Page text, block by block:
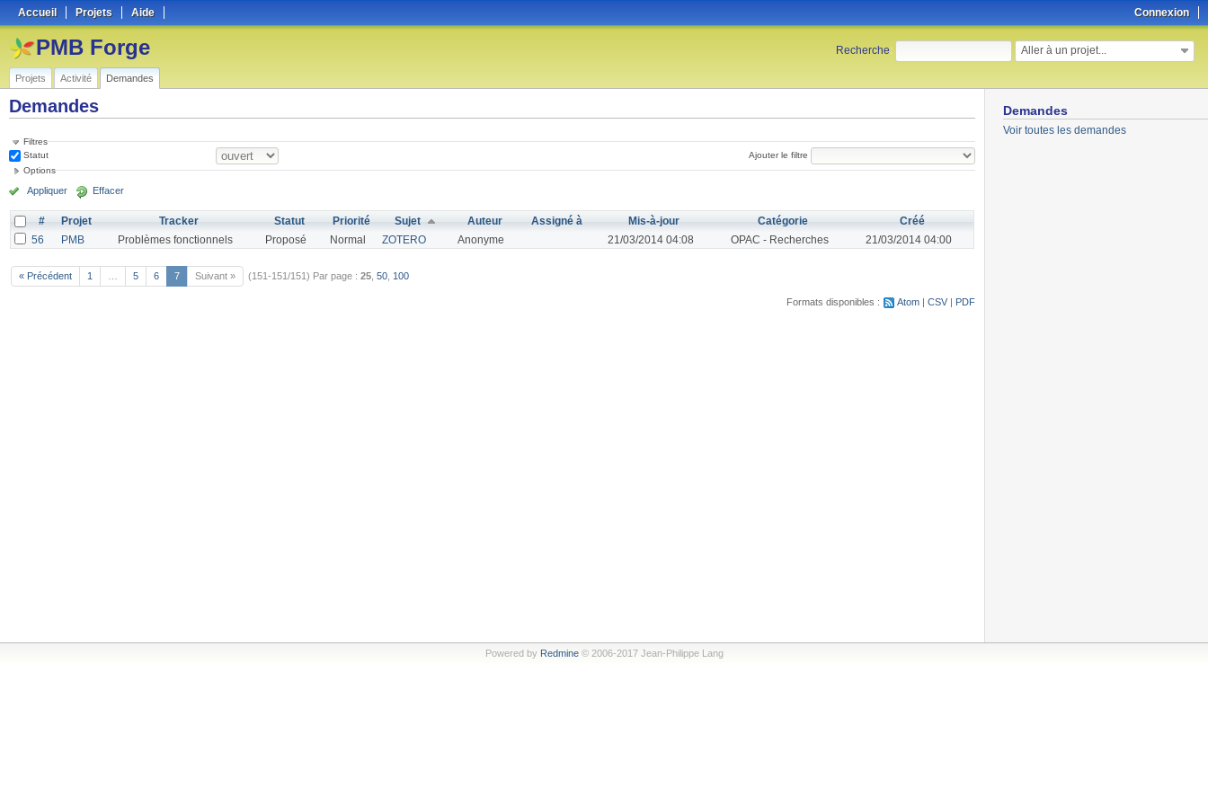
Connexion
Accueil Projets Aide
Recherche: Aller à un projet...
PMB Forge
Projets Activité Demandes
Demandes
Voir toutes les demandes
Demandes
Filtres
Statut
Ajouter le filtre
Options
Appliquer Effacer
# Projet Tracker Statut Priorité Sujet Auteur Assigné à Mis-à-jour Catégorie
Créé
56
PMB Problèmes fonctionnels Proposé Normal ZOTERO Anonyme 21/03/2014 04:08 OPAC - Recherches 21/03/2014 04:00
« Précédent 1 5 6 7 Suivant » (151-151/151) Par page : 25 50 100
Formats disponibles : Atom CSV PDF
Powered by Redmine© 2006-2017 Jean-Philippe Lang